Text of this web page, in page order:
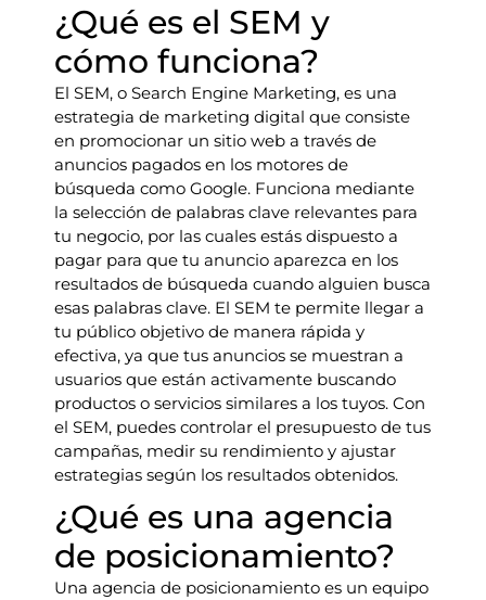
¿Qué es el SEM y
cómo funciona?
El SEM, o Search Engine Marketing, es una
estrategia de marketing digital que consiste
en promocionar un sitio web a través de
anuncios pagados en los motores de
búsqueda como Google. Funciona mediante
la selección de palabras clave relevantes para
tu negocio, por las cuales estás dispuesto a
pagar para que tu anuncio aparezca en los
resultados de búsqueda cuando alguien busca
esas palabras clave. El SEM te permite llegar a
tu público objetivo de manera rápida y
efectiva, ya que tus anuncios se muestran a
usuarios que están activamente buscando
productos o servicios similares a los tuyos. Con
el SEM, puedes controlar el presupuesto de tus
campañas, medir su rendimiento y ajustar
estrategias según los resultados obtenidos.
¿Qué es una agencia
de posicionamiento?
Una agencia de posicionamiento es un equipo